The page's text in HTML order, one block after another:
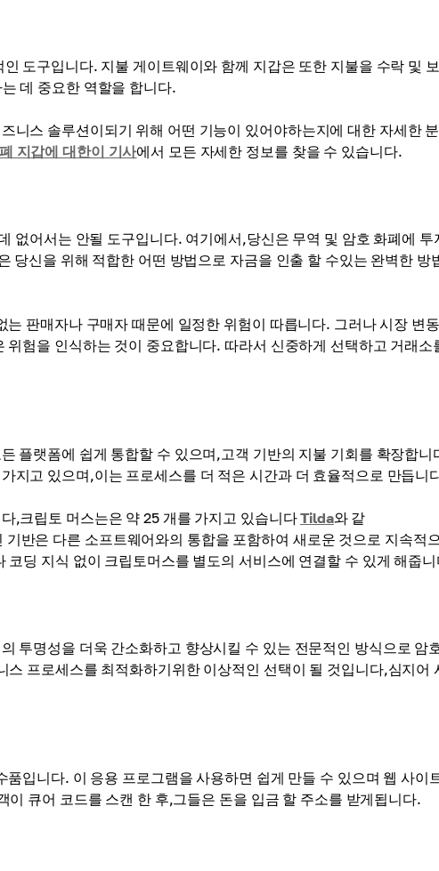
도구입니다. 지불 게이트웨이와 함께 지갑은 또한 지불을 수락 및
데 중요한 역할을 합니다.
니스 솔루션이되기 위해 어떤 기능이 있어야하는지에 대한 자세한
지갑에 대한이 기사에서 모든 자세한 정보를 찾을 수 있습니다.
없어서는 안될 도구입니다. 여기에서,당신은 무역 및 암호 화폐에 투
당신을 위해 적합한 어떤 방법으로 자금을 인출 할 수있는 완벽한 방
판매자나 구매자 때문에 일정한 위험이 따릅니다. 그러나 시장 변
험을 인식하는 것이 중요합니다. 따라서 신중하게 선택하고 거래소
플랫폼에 쉽게 통합할 수 있으며,고객 기반의 지불 기회를 확장합니
지고 있으며,이는 프로세스를 더 적은 시간과 더 효율적으로 만듭니
,크립토 머스는은 약 25 개를 가지고 있습니다Tilda와 같
기반은 다른 소프트웨어와의 통합을 포함하여 새로운 것으로 지속적
딩 지식 없이 크립토머스를 별도의 서비스에 연결할 수 있게 해줍
투명성을 더욱 간소화하고 향상시킬 수 있는 전문적인 방식으로 암
프로세스를 최적화하기위한 이상적인 선택이 될 것입니다,심지어
입니다. 이 응용 프로그램을 사용하면 쉽게 만들 수 있으며 웹 사이
큐어 코드를 스캔 한 후,그들은 돈을 입금 할 주소를 받게됩니다.